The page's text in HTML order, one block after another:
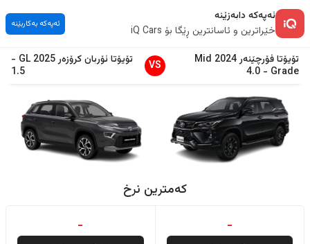
ئەپەکە دابەزێنە
خێراترین و ئاسانترین ڕێگا بۆ iQ Cars
ئەپەکە بەکاربێنە
تۆیۆتافۆرچێنەر2024
Mid
Grade
-
4.0
VS تۆیۆتا ئۆربان کرۆزەر2025
GL
-
1.5
کەمترین نرخ
-
-